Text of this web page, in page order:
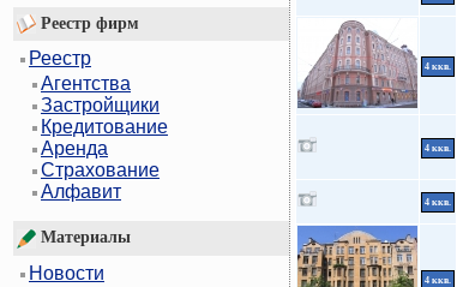
Реестр фирм
Реестр
Агентства
Застройщики
Кредитование
Аренда
Страхование
Алфавит
Материалы
Новости
4 ккв.
4 ккв.
4 ккв.
4 ккв.